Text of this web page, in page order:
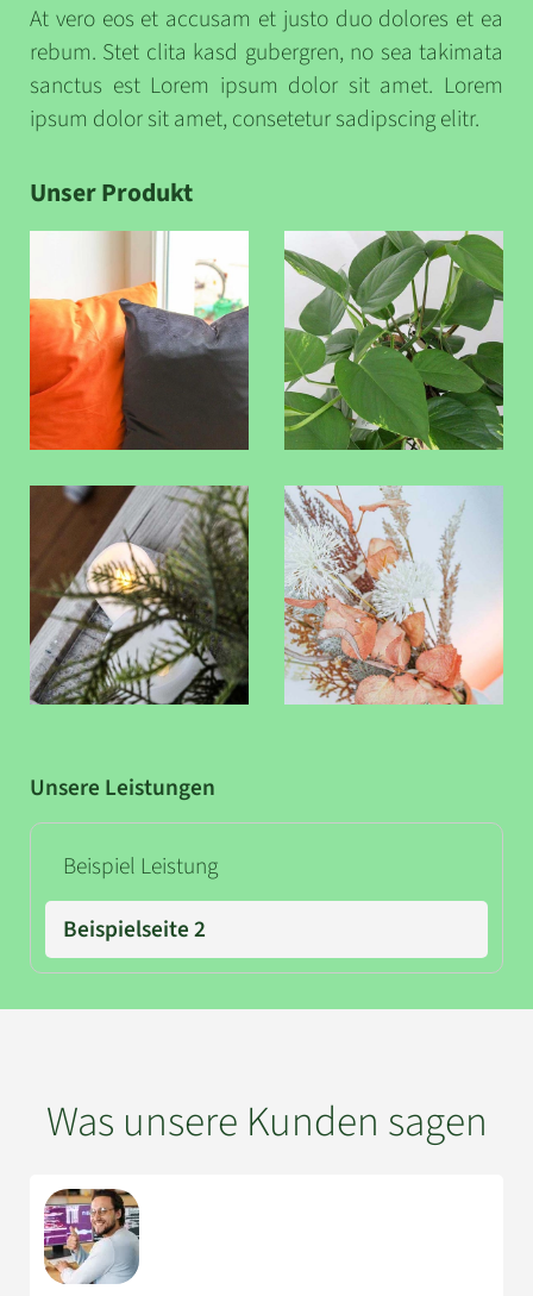
At vero eos et accusam et justo duo dolores et ea
rebum. Stet clita kasd gubergren, no sea takimata
sanctus est Lorem ipsum dolor sit amet. Lorem
ipsum dolor sit amet, consetetur sadipscing elitr.
Unser Produkt
Unsere Leistungen
Navigation überspringen
Beispiel Leistung
Beispielseite 2
Was unsere Kunden sagen